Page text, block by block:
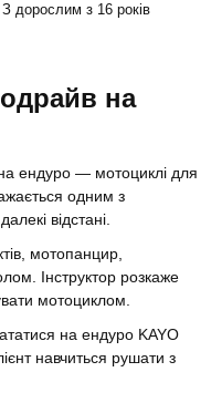
З дорослим з 16 років
на
на ендуро — мотоциклі для
одним з
відстані.
мотопанцир,
Інструктор розкаже
мотоциклом.
на ендуро KAYO
навчиться рушати з